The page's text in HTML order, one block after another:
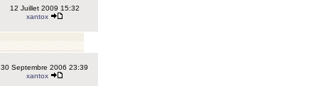
12 Juillet 2009 15:32
xantox
30 Septembre 2006 23:39
xantox